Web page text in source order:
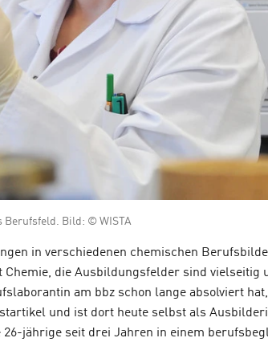
Berufsfeld. Bild: © WISTA
in verschiedenen chemischen
die Ausbildungsfelder sind vielseitig
am bbz schon lange absolviert
und ist dort heute selbst als
jährige seit drei Jahren in einem